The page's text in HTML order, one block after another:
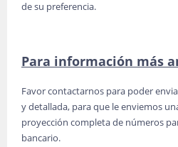
de su preferencia.
Para información más
Favor contactarnos para poder
y detallada, para que le enviemos
proyección completa de números
bancario.